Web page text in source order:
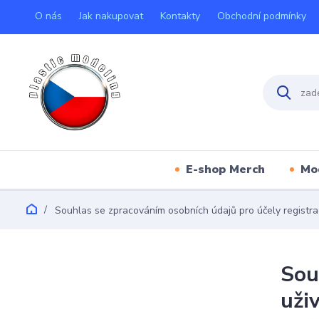
O nás Jak nakupovat Kontakty Obchodní podmínky
E-shop Merch
Souhlas se zpracováním osobních údajů pro účely